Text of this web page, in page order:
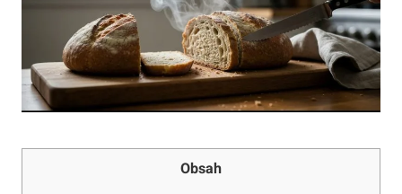
Obsah